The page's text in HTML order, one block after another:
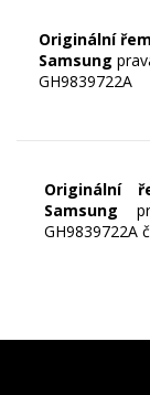
Originální
Samsung
GH9839722A
Originální
Samsung
GH9839722A